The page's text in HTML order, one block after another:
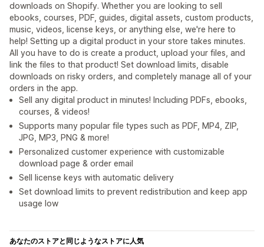
downloads on Shopify. Whether you are looking to sell
ebooks, courses, PDF, guides, digital assets, custom products,
music, videos, license keys, or anything else, we're here to
help! Setting up a digital product in your store takes minutes.
All you have to do is create a product, upload your files, and
link the files to that product! Set download limits, disable
downloads on risky orders, and completely manage all of your
orders in the app.
Sell any digital product in minutes! Including PDFs, ebooks,
courses, & videos!
Supports many popular file types such as PDF, MP4, ZIP,
JPG, MP3, PNG & more!
Personalized customer experience with customizable
download page & order email
Sell license keys with automatic delivery
Set download limits to prevent redistribution and keep app
usage low
あなたのストアと同じようなストアに人気